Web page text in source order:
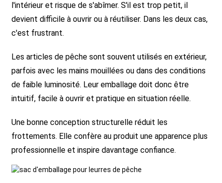
l'intérieur et risque de s'abîmer. S'il est trop petit, il
devient difficile à ouvrir ou à réutiliser. Dans les deux cas,
c'est frustrant.
Les articles de pêche sont souvent utilisés en extérieur,
parfois avec les mains mouillées ou dans des conditions
de faible luminosité. Leur emballage doit donc être
intuitif, facile à ouvrir et pratique en situation réelle.
Une bonne conception structurelle réduit les
frottements. Elle confère au produit une apparence plus
professionnelle et inspire davantage confiance.